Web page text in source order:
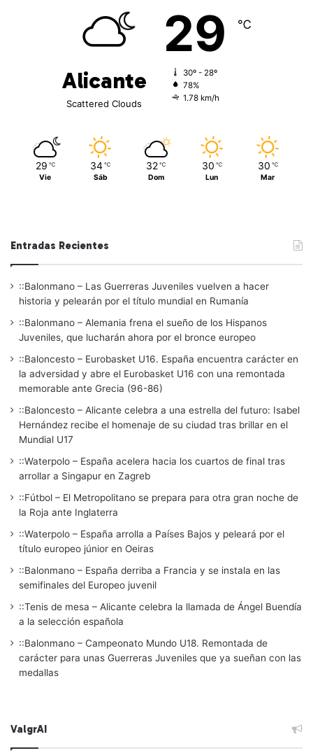
Alicante
Scattered Clouds
29 ℃
30º - 28º
78%
1.78 km/h
29 ℃
Vie
34 ℃
Sáb
32 ℃
Dom
30 ℃
Lun
30 ℃
Mar
Entradas Recientes
::Balonmano – Las Guerreras Juveniles vuelven a hacer
historia y pelearán por el título mundial en Rumanía
::Balonmano – Alemania frena el sueño de los Hispanos
Juveniles, que lucharán ahora por el bronce europeo
::Baloncesto – Eurobasket U16. España encuentra carácter en
la adversidad y abre el Eurobasket U16 con una remontada
memorable ante Grecia (96-86)
::Baloncesto – Alicante celebra a una estrella del futuro: Isabel
Hernández recibe el homenaje de su ciudad tras brillar en el
Mundial U17
::Waterpolo – España acelera hacia los cuartos de final tras
arrollar a Singapur en Zagreb
::Fútbol – El Metropolitano se prepara para otra gran noche de
la Roja ante Inglaterra
::Waterpolo – España arrolla a Países Bajos y peleará por el
título europeo júnior en Oeiras
::Balonmano – España derriba a Francia y se instala en las
semifinales del Europeo juvenil
::Tenis de mesa – Alicante celebra la llamada de Ángel Buendía
a la selección española
::Balonmano – Campeonato Mundo U18. Remontada de
carácter para unas Guerreras Juveniles que ya sueñan con las
medallas
ValgrAI